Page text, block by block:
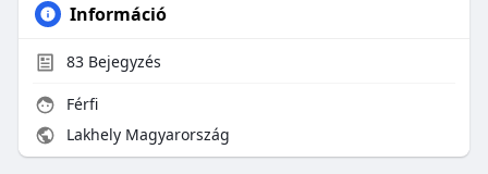
Információ
83Bejegyzés
Férfi
Lakhely Magyarország